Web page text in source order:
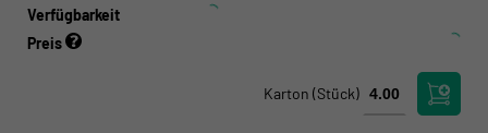
Verfügbarkeit
Preis
Karton (Stück)